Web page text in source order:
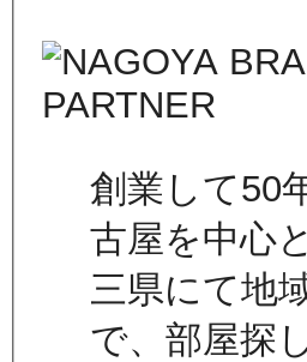
創業して50
古屋を中心
三県にて地
で、部屋探